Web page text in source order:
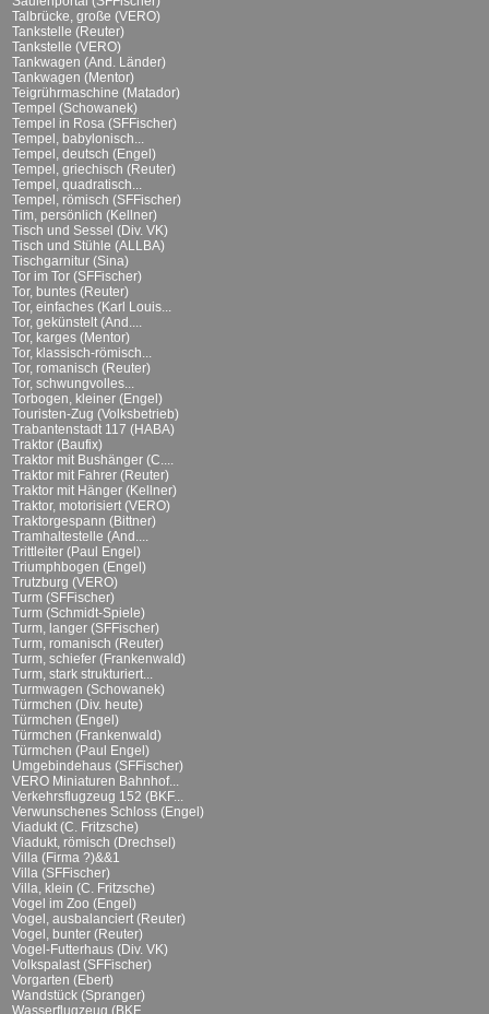
Talbrücke, große (VERO)
Tankstelle (Reuter)
Tankstelle (VERO)
Tankwagen (And. Länder)
Tankwagen (Mentor)
Teigrührmaschine (Matador)
Tempel (Schowanek)
Tempel in Rosa (SFFischer)
Tempel, babylonisch...
Tempel, deutsch (Engel)
Tempel, griechisch (Reuter)
Tempel, quadratisch...
Tempel, römisch (SFFischer)
Tim, persönlich (Kellner)
Tisch und Sessel (Div. VK)
Tisch und Stühle (ALLBA)
Tischgarnitur (Sina)
Tor im Tor (SFFischer)
Tor, buntes (Reuter)
Tor, einfaches (Karl Louis...
Tor, gekünstelt (And....
Tor, karges (Mentor)
Tor, klassisch-römisch...
Tor, romanisch (Reuter)
Tor, schwungvolles...
Torbogen, kleiner (Engel)
Touristen-Zug (Volksbetrieb)
Trabantenstadt 117 (HABA)
Traktor (Baufix)
Traktor mit Bushänger (C....
Traktor mit Fahrer (Reuter)
Traktor mit Hänger (Kellner)
Traktor, motorisiert (VERO)
Traktorgespann (Bittner)
Tramhaltestelle (And....
Trittleiter (Paul Engel)
Triumphbogen (Engel)
Trutzburg (VERO)
Turm (SFFischer)
Turm (Schmidt-Spiele)
Turm, langer (SFFischer)
Turm, romanisch (Reuter)
Turm, schiefer (Frankenwald)
Turm, stark strukturiert...
Turmwagen (Schowanek)
Türmchen (Div. heute)
Türmchen (Engel)
Türmchen (Frankenwald)
Türmchen (Paul Engel)
Umgebindehaus (SFFischer)
VERO Miniaturen Bahnhof...
Verkehrsflugzeug 152 (BKF...
Verwunschenes Schloss (Engel)
Viadukt (C. Fritzsche)
Viadukt, römisch (Drechsel)
Villa (Firma ?)&&1
Villa (SFFischer)
Villa, klein (C. Fritzsche)
Vogel im Zoo (Engel)
Vogel, ausbalanciert (Reuter)
Vogel, bunter (Reuter)
Vogel-Futterhaus (Div. VK)
Volkspalast (SFFischer)
Vorgarten (Ebert)
Wandstück (Spranger)
Wasserflugzeug (BKF